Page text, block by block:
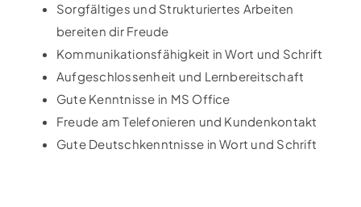
Sorgfältiges und Strukturiertes Arbeiten
bereiten dir Freude
Kommunikationsfähigkeit in Wort und Schrift
Aufgeschlossenheit und Lernbereitschaft
Gute Kenntnisse in MS Office
Freude am Telefonieren und Kundenkontakt
Gute Deutschkenntnisse in Wort und Schrift